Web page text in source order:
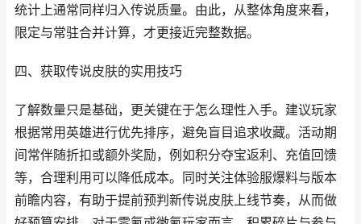
统计上通常同样归入传说质量。由此，从整体角度来看，
限定与常驻合并计算，才更接近完整数据。
四、获取传说皮肤的实用技巧
了解数量只是基础，更关键在于怎么理性入手。建议玩家
根据常用英雄进行优先排序，避免盲目追求收藏。活动期
间常伴随折扣或额外奖励，例如积分夺宝返利、充值回馈
等，合理利用可以降低成本。同时关注体验服爆料与版本
前瞻内容，有助于提前预判新传说皮肤上线节奏，从而做